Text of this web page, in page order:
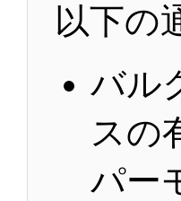
以下の
バル
スの
パー